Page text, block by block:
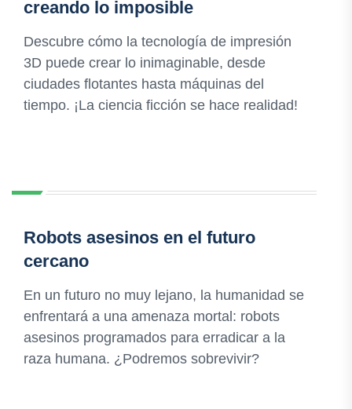
creando lo imposible
Descubre cómo la tecnología de impresión
3D puede crear lo inimaginable, desde
ciudades flotantes hasta máquinas del
tiempo. ¡La ciencia ficción se hace realidad!
Robots asesinos en el futuro
cercano
En un futuro no muy lejano, la humanidad se
enfrentará a una amenaza mortal: robots
asesinos programados para erradicar a la
raza humana. ¿Podremos sobrevivir?